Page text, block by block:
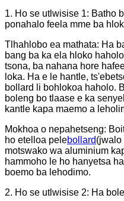
1. Ho se utlwisise 1: Batho
ponahalo feela mme ba
Tlhahlobo ea mathata: Ha
bang ba ka ela hloko
tsona, ba nahana hore
loka. Ha e le hantle,
bollard li bohlokoa haholo.
boleng bo tlaase e ka
kantle kapa maemo a
Mokhoa o nepahetseng:
ho etelloa pelebollard(jwalo
motswako wa aluminium
hammoho le ho hanyetsa
boemo ba lehodimo.
2. Ho se utlwisise 2: Ha